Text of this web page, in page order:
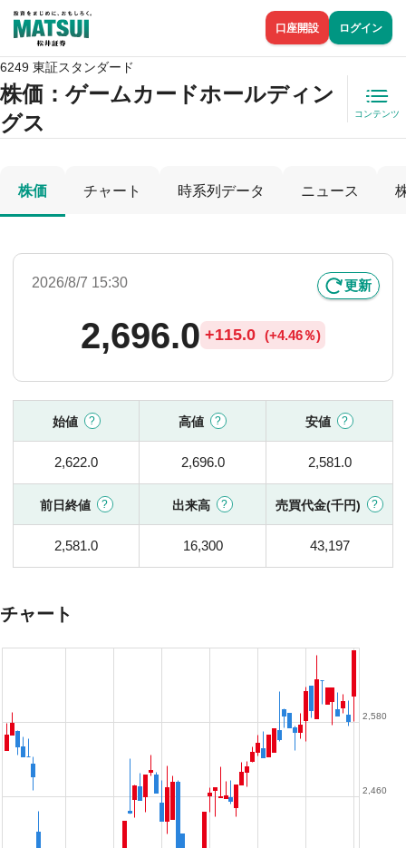
口座開設 ログイン
6249 東証スタンダード
株価 ：ゲームカードホールディン
グス
コンテンツ
株価 チャート 時系列データ ニュース
2026/8/7 15:30 更新
2,696.0 +115.0 (+4.46％)
始値 高値 安値
2,622.0 2,696.0 2,581.0
前日終値 出来高 売買代金(千円)
2,581.0 16,300 43,197
チャート
2,460
2,580